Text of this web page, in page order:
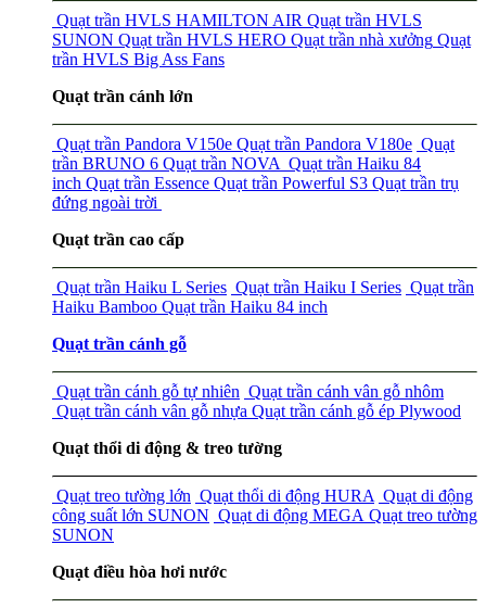
Quạt trần HVLS HAMILTON AIR Quạt trần HVLS
SUNON Quạt trần HVLS HERO Quạt trần nhà xưởng Quạt
trần HVLS Big Ass Fans
Quạt trần cánh lớn
Quạt trần Pandora V150e Quạt trần Pandora V180e Quạt
trần BRUNO 6 Quạt trần NOVA Quạt trần Haiku 84
inch Quạt trần Essence Quạt trần Powerful S3 Quạt trần trụ
đứng ngoài trời
Quạt trần cao cấp
Quạt trần Haiku L Series Quạt trần Haiku I Series Quạt trần
Haiku Bamboo Quạt trần Haiku 84 inch
Quạt trần cánh gỗ
Quạt trần cánh gỗ tự nhiên Quạt trần cánh vân gỗ nhôm
Quạt trần cánh vân gỗ nhựa Quạt trần cánh gỗ ép Plywood
Quạt thổi di động & treo tường
Quạt treo tường lớn Quạt thổi di động HURA Quạt di động
công suất lớn SUNON Quạt di động MEGA Quạt treo tường
SUNON
Quạt điều hòa hơi nước